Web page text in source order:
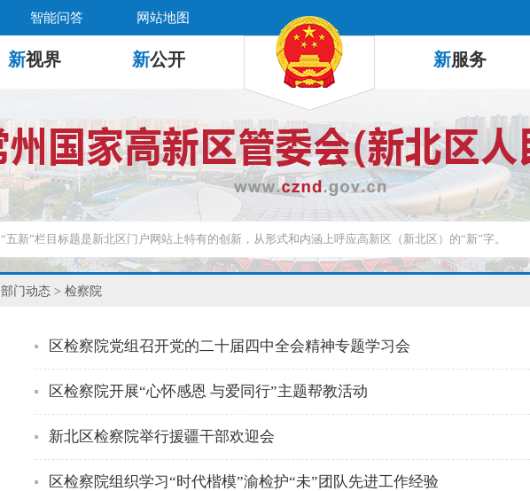
智能问答 网站地图
新视界 新公开 新服务
部门动态 > 检察院
区检察院党组召开党的二十届四中全会精神专题学习会
区检察院开展“心怀感恩 与爱同行”主题帮教活动
新北区检察院举行援疆干部欢迎会
区检察院组织学习“时代楷模”渝检护“未”团队先进工作经验